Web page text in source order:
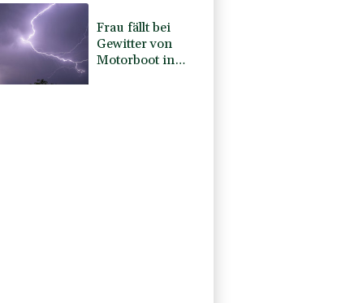
Frau fällt bei
Gewitter von
Motorboot in